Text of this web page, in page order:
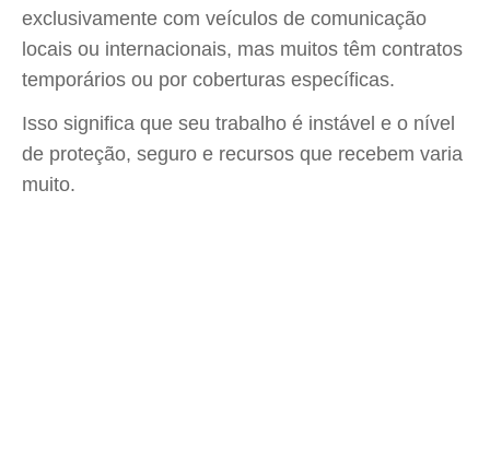
exclusivamente com veículos de comunicação
locais ou internacionais, mas muitos têm contratos
temporários ou por coberturas específicas.
Isso significa que seu trabalho é instável e o nível
de proteção, seguro e recursos que recebem varia
muito.